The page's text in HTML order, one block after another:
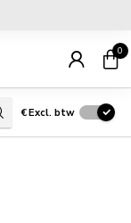
0
€Excl. btw